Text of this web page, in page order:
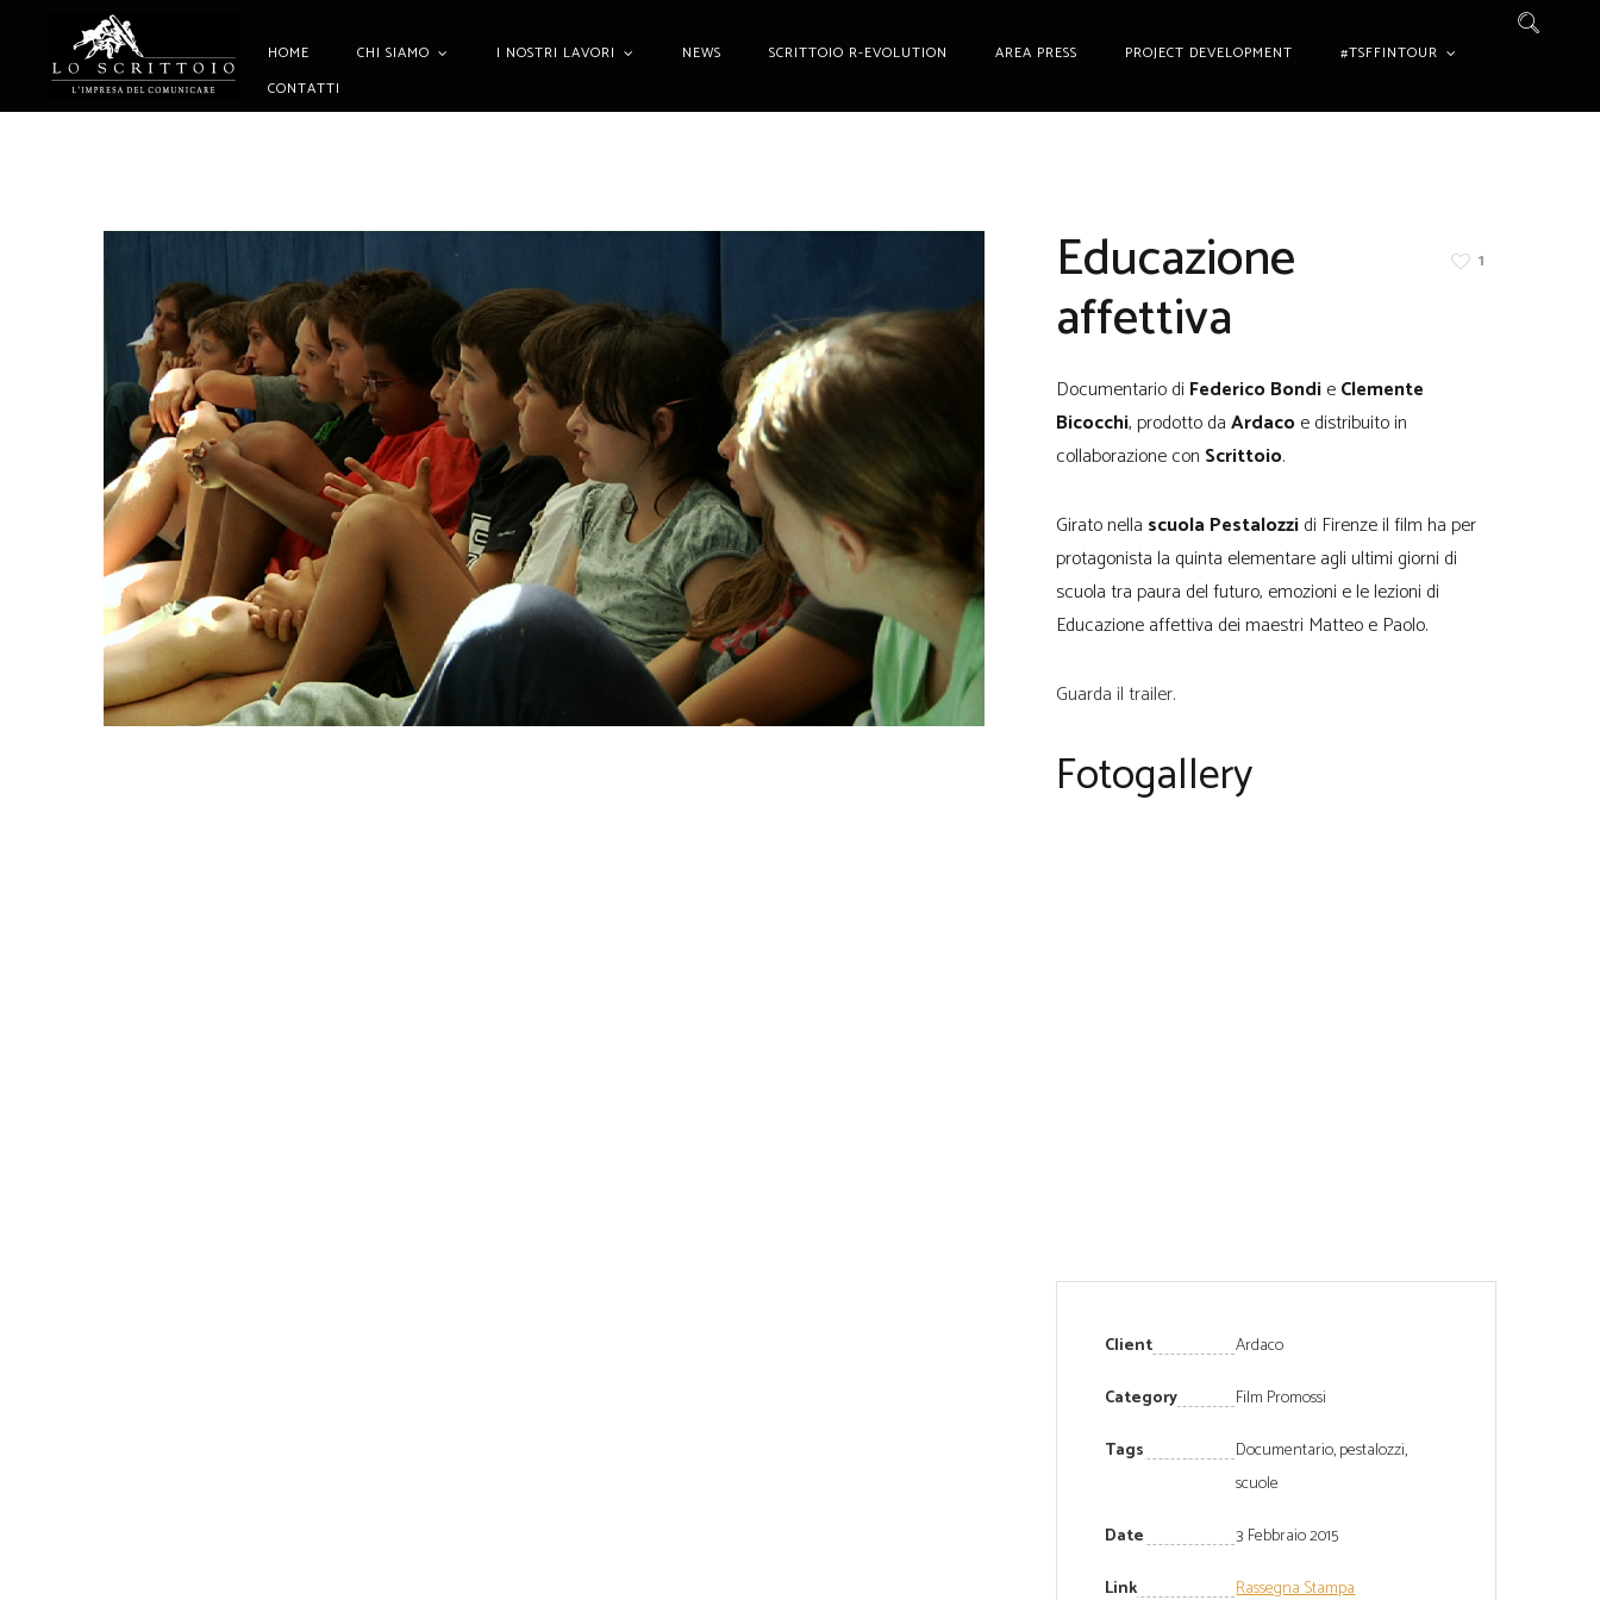
HOME CHI SIAMO I NOSTRI LAVORI NEWS SCRITTOIO R-EVOLUTION AREA PRESS PROJECT DEVELOPMENT
#TSFFINTOUR
CONTATTI
Educazione
affettiva
1
Documentario di Federico BondieClemente
Bicocchi, prodotto daArdaco e distribuito in
collaborazione con Scrittoio.
Girato nella scuola Pestalozzidi Firenze il film ha per
protagonista la quinta elementare agli ultimi giorni di
scuola tra paura del futuro, emozioni e le lezioni di
Educazione affettiva dei maestri Matteo e Paolo.
Guarda il trailer.
Fotogallery
Client
Ardaco
Category
Film Promossi
Tags
Documentario,pestalozzi,
scuole
Date
3 Febbraio 2015
Link
Rassegna Stampa